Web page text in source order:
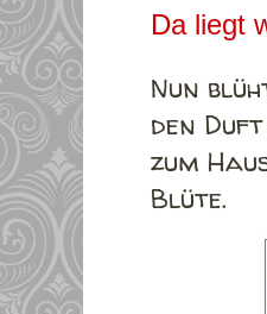
Da liegt
Nun
den
zum
Blüte.